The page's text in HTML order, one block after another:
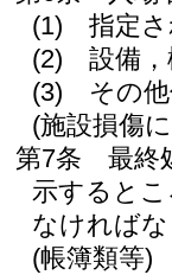
(1)
指定
(2)
設備
(3)
その
(施設損傷
第7条
最終
示すると
なければ
(帳簿類等)